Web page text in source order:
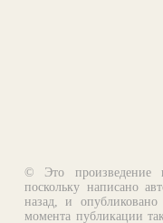
© Это произведение
поскольку написано
назад, и
момента публикации